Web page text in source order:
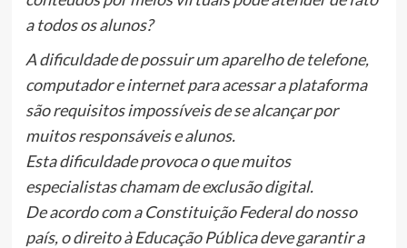
a todos os alunos?
A dificuldade de possuir um aparelho de telefone,
computador e internet para acessar a plataforma
são requisitos impossíveis de se alcançar por
muitos responsáveis e alunos.
Esta dificuldade provoca o que muitos
especialistas chamam de exclusão digital.
De acordo com a Constituição Federal do nosso
país, o direito à Educação Pública deve garantir a